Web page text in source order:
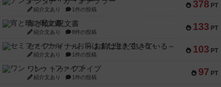
378 PT
紹介文あり 1件の投稿
133 PT
宵と暁の呪文書
紹介文あり 8件の投稿
103 PT
セミファイナル ～お前はまだ生きている～
紹介文あり 1件の投稿
97 PT
ワン・トゥ・ファイブ
紹介文あり 1件の投稿